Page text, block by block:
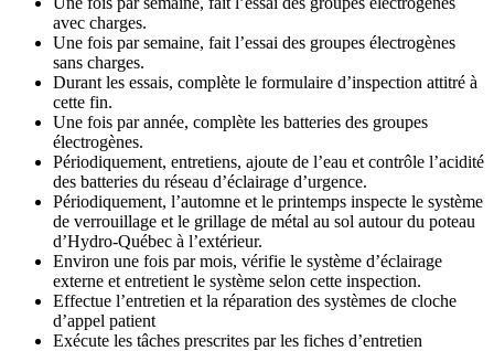
avec charges.
Une fois par semaine, fait l’essai des groupes électrogènes
sans charges.
Durant les essais, complète le formulaire d’inspection attitré à
cette fin.
Une fois par année, complète les batteries des groupes
électrogènes.
Périodiquement, entretiens, ajoute de l’eau et contrôle l’acidité
des batteries du réseau d’éclairage d’urgence.
Périodiquement, l’automne et le printemps inspecte le système
de verrouillage et le grillage de métal au sol autour du poteau
d’Hydro-Québec à l’extérieur.
Environ une fois par mois, vérifie le système d’éclairage
externe et entretient le système selon cette inspection.
Effectue l’entretien et la réparation des systèmes de cloche
d’appel patient
Exécute les tâches prescrites par les fiches d’entretien